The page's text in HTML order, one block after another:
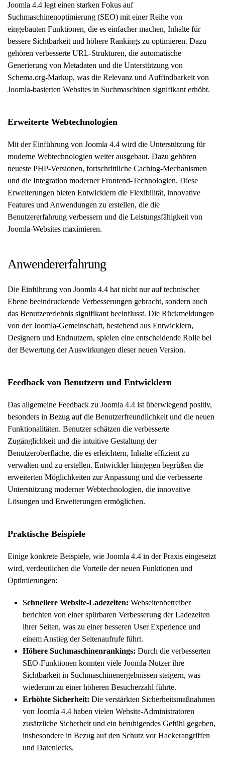
Joomla 4.4 legt einen starken Fokus auf
Suchmaschinenoptimierung (SEO) mit einer Reihe von
eingebauten Funktionen, die es einfacher machen, Inhalte für
bessere Sichtbarkeit und höhere Rankings zu optimieren. Dazu
gehören verbesserte URL-Strukturen, die automatische
Generierung von Metadaten und die Unterstützung von
Schema.org-Markup, was die Relevanz und Auffindbarkeit von
Joomla-basierten Websites in Suchmaschinen signifikant erhöht.
Erweiterte Webtechnologien
Mit der Einführung von Joomla 4.4 wird die Unterstützung für
moderne Webtechnologien weiter ausgebaut. Dazu gehören
neueste PHP-Versionen, fortschrittliche Caching-Mechanismen
und die Integration moderner Frontend-Technologien. Diese
Erweiterungen bieten Entwicklern die Flexibilität, innovative
Features und Anwendungen zu erstellen, die die
Benutzererfahrung verbessern und die Leistungsfähigkeit von
Joomla-Websites maximieren.
Anwendererfahrung
Die Einführung von Joomla 4.4 hat nicht nur auf technischer
Ebene beeindruckende Verbesserungen gebracht, sondern auch
das Benutzererlebnis signifikant beeinflusst. Die Rückmeldungen
von der Joomla-Gemeinschaft, bestehend aus Entwicklern,
Designern und Endnutzern, spielen eine entscheidende Rolle bei
der Bewertung der Auswirkungen dieser neuen Version.
Feedback von Benutzern und Entwicklern
Das allgemeine Feedback zu Joomla 4.4 ist überwiegend positiv,
besonders in Bezug auf die Benutzerfreundlichkeit und die neuen
Funktionalitäten. Benutzer schätzen die verbesserte
Zugänglichkeit und die intuitive Gestaltung der
Benutzeroberfläche, die es erleichtern, Inhalte effizient zu
verwalten und zu erstellen. Entwickler hingegen begrüßen die
erweiterten Möglichkeiten zur Anpassung und die verbesserte
Unterstützung moderner Webtechnologien, die innovative
Lösungen und Erweiterungen ermöglichen.
Praktische Beispiele
Einige konkrete Beispiele, wie Joomla 4.4 in der Praxis eingesetzt
wird, verdeutlichen die Vorteile der neuen Funktionen und
Optimierungen:
Schnellere Website-Ladezeiten: Webseitenbetreiber
berichten von einer spürbaren Verbesserung der Ladezeiten
ihrer Seiten, was zu einer besseren User Experience und
einem Anstieg der Seitenaufrufe führt.
Höhere Suchmaschinenrankings: Durch die verbesserten
SEO-Funktionen konnten viele Joomla-Nutzer ihre
Sichtbarkeit in Suchmaschinenergebnissen steigern, was
wiederum zu einer höheren Besucherzahl führte.
Erhöhte Sicherheit: Die verstärkten Sicherheitsmaßnahmen
von Joomla 4.4 haben vielen Website-Administratoren
zusätzliche Sicherheit und ein beruhigendes Gefühl gegeben,
insbesondere in Bezug auf den Schutz vor Hackerangriffen
und Datenlecks.